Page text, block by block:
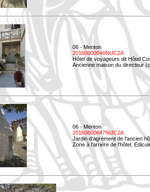
06 - Menton
20160600646NUC2A
Hôtel de voyageurs dit Hôtel
Ancienne maison du directeur
06 - Menton
20160600647NUC2A
Jardin d'agrément de l'ancien
Zone à l'arrière de l'hôtel.